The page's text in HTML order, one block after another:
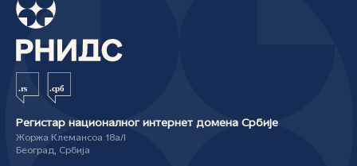
Регистар националног интернет домена Србије
Жоржа Клемансоа 18а/I
Београд, Србија